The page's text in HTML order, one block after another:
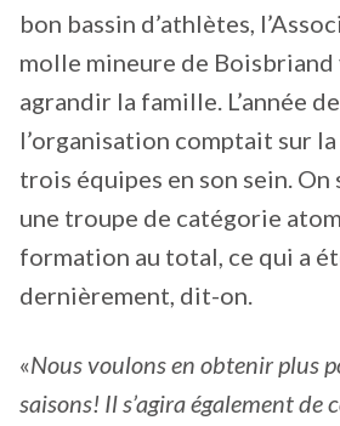
bon bassin d’athlètes,
molle mineure de
agrandir la famille. L’année
l’organisation comptait sur
trois équipes en son sein.
une troupe de catégorie
formation au total, ce qui a
dernièrement, dit-on.
«Nous voulons en obtenir plus
saisons! Il s’agira également de